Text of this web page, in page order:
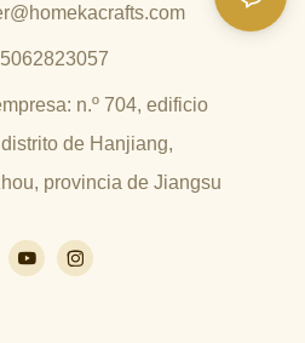
n.º 704, edificio
de Hanjiang,
provincia de Jiangsu